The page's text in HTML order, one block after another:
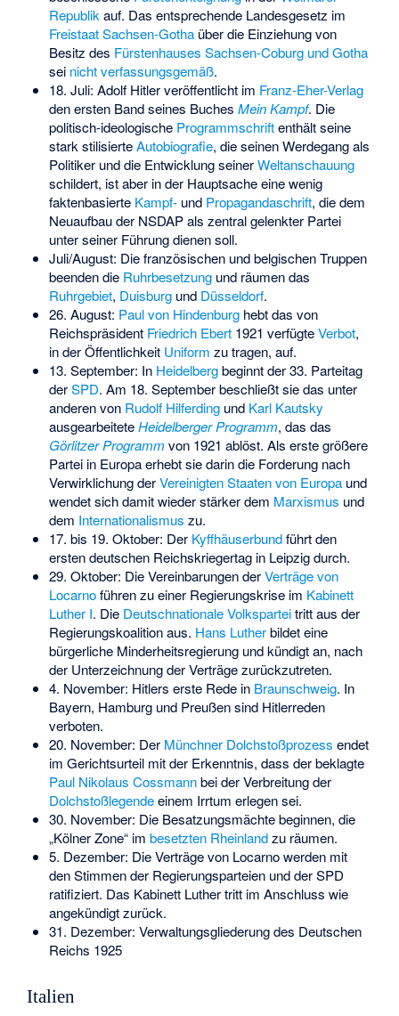
Republik auf. Das entsprechende Landesgesetz im
Freistaat Sachsen-Gothaüber die Einziehung von
Besitz des Fürstenhauses Sachsen-Coburg und Gotha
sei nicht verfassungsgemäß.
18. Juli: Adolf Hitler veröffentlicht im Franz-Eher-Verlag
den ersten Band seines Buches Mein Kampf. Die
politisch-ideologische Programmschriftenthält seine
stark stilisierteAutobiografie, die seinen Werdegang als
Politiker und die Entwicklung seinerWeltanschauung
schildert, ist aber in der Hauptsache eine wenig
faktenbasierte Kampf-und Propagandaschrift, die dem
Neuaufbau der NSDAP als zentral gelenkter Partei
unter seiner Führung dienen soll.
Juli/August: Die französischen und belgischen Truppen
beenden die Ruhrbesetzungund räumen das
Ruhrgebiet, Duisburgund Düsseldorf.
26. August: Paul von Hindenburghebt das von
Reichspräsident Friedrich Ebert1921 verfügteVerbot,
in der Öffentlichkeit Uniform zu tragen, auf.
13. September: In Heidelbergbeginnt der 33. Parteitag
derSPD. Am 18. September beschließt sie das unter
anderen von Rudolf Hilferdingund Karl Kautsky
ausgearbeiteteHeidelberger Programm, das das
Görlitzer Programm von 1921 ablöst. Als erste größere
Partei in Europa erhebt sie darin die Forderung nach
Verwirklichung derVereinigten Staaten von Europaund
wendet sich damit wieder stärker dem Marxismus und
dem Internationalismus zu.
17. bis 19. Oktober: Der Kyffhäuserbundführt den
ersten deutschen Reichskriegertag in Leipzig durch.
29. Oktober: Die Vereinbarungen derVerträge von
Locarnoführen zu einer Regierungskrise im Kabinett
Luther I. Die Deutschnationale Volksparteitritt aus der
Regierungskoalition aus. Hans Lutherbildet eine
bürgerliche Minderheitsregierung und kündigt an, nach
der Unterzeichnung der Verträge zurückzutreten.
4. November: Hitlers erste Rede in Braunschweig. In
Bayern, Hamburg und Preußen sind Hitlerreden
verboten.
20. November: Der Münchner Dolchstoßprozess endet
im Gerichtsurteil mit der Erkenntnis, dass der beklagte
Paul Nikolaus Cossmannbei der Verbreitung der
Dolchstoßlegendeeinem Irrtum erlegen sei.
30. November: Die Besatzungsmächte beginnen, die
„Kölner Zone“ im besetzten Rheinlandzu räumen.
5. Dezember: Die Verträge von Locarno werden mit
den Stimmen der Regierungsparteien und der SPD
ratifiziert. Das Kabinett Luther tritt im Anschluss wie
angekündigt zurück.
31. Dezember: Verwaltungsgliederung des Deutschen
Reichs 1925
Italien